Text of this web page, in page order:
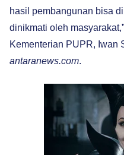
hasil pembangunan bisa
dinikmati oleh
Kementerian PUPR, Iwan
antaranews.com.